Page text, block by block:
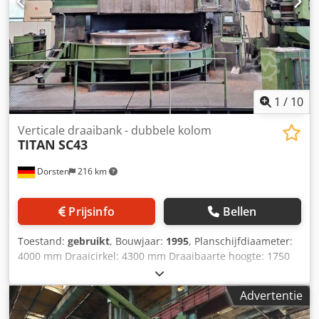
1 / 10
Dorsten 216 km
Verticale draaibank - dubbele kolom
TITAN SC43
Prijsinfo Bellen
Toestand: gebruikt, Bouwjaar: 1995, Planschijfdiaameter:
4000 mm Draaicirkel: 4300 mm Draaibaarte hoogte: 1750
mm Supportverstelling: 1000 mm Tafelbelasting: 18 t
Toerental: 43,7 omw/min Besturing: Siemens Type: 840 D
mm Dkedpsyqvu Rofx Ahqjr Aantal supports: 2 Slede-
afmetingen: 250x250 mm Aangedreven gereedschappen:
Advertentie